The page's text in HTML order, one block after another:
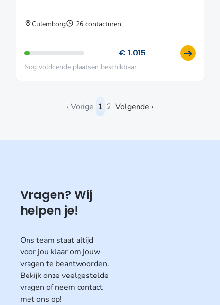
Culemborg 26 contacturen
€ 1.015
Nog voldoende plaatsen beschikbaar
‹ Vorige 1 2 Volgende ›
Vragen? Wij
helpen je!
Ons team staat altijd
voor jou klaar om jouw
vragen te beantwoorden.
Bekijk onze veelgestelde
vragen of neem contact
met ons op!